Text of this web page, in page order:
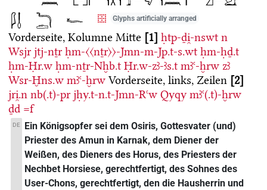
Glyphs artificially arranged
Vorderseite, Kolumne Mitte 1 ḥtp-ḏi̯-nswt n
Wsjr jtj-nṯr ḥm-〈〈nṯr〉〉-Jmn-m-Jp.t-s.wt ḥm-ḥḏ.t
ḥm-Ḥr.w ḥm-nṯr-Nḫb.t Ḥr.w-zꜣ-ꜣs.t mꜣꜥ-ḫrw zꜣ
Wsr-Ḫns.w mꜣꜥ-ḫrw Vorderseite, links, Zeilen 2
jri̯.n nb(.t)-pr jḥy.t-n.t-Jmn-Rꜥw Qyqy mꜣꜥ(.t)-ḫrw
ḏd =f
DE
Ein Königsopfer sei dem Osiris, Gottesvater (und)
Priester des Amun in Karnak, dem Diener der
Weißen, des Dieners des Horus, des Priesters der
Nechbet Horsiese, gerechtfertigt, des Sohnes des
User-Chons, gerechtfertigt, den die Hausherrin und